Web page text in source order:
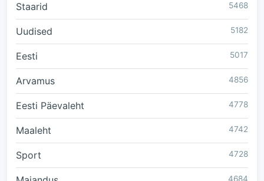
Staarid 5468
Uudised 5182
Eesti 5017
Arvamus 4856
Eesti Päevaleht 4778
Maaleht 4742
Sport 4728
4684